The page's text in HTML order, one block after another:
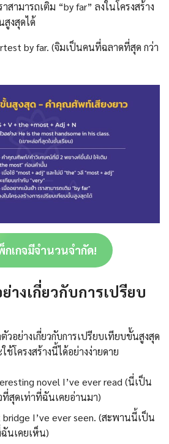
สามารถเติม “by far” ลงในโครงสร้าง
สูงสุดได้
by far. (จิมเป็นคนที่ฉลาดที่สุด กว่า
เกจมีจำนวนจำกัด!
างเกี่ยวกับการเปรียบ
วอย่างเกี่ยวกับการเปรียบเทียบขั้นสูงสุด
โครงสร้างนี้ได้อย่างง่ายดาย
novel I’ve ever read (นี่เป็น
สุดเท่าที่ฉันเคยอ่านมา)
I’ve ever seen. (สะพานนี้เป็น
นเคยเห็น)